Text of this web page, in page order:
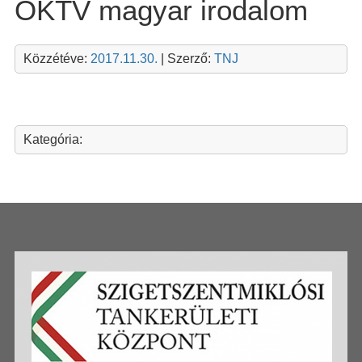
OKTV magyar irodalom
Közzétéve: 2017.11.30. | Szerző: TNJ
Kategória: